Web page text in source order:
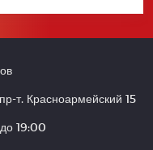
т. Красноармейский 15
19:00